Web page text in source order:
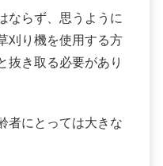
ならず、思うように
刈り機を使用する方
抜き取る必要があり
者にとっては大きな